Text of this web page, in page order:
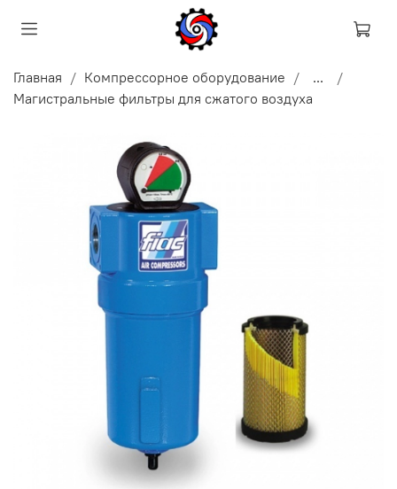
Главная Компрессорное оборудование
...
Магистральные фильтры для сжатого воздуха